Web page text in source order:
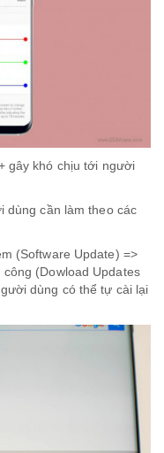
gây khó chịu tới người
dùng cần làm theo các
(Software Update) =>
(Dowload Updates
dùng có thể tự cài lại